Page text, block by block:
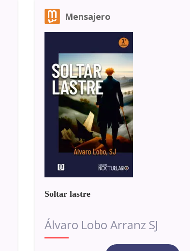
Mensajero
Soltar lastre
Álvaro Lobo Arranz SJ